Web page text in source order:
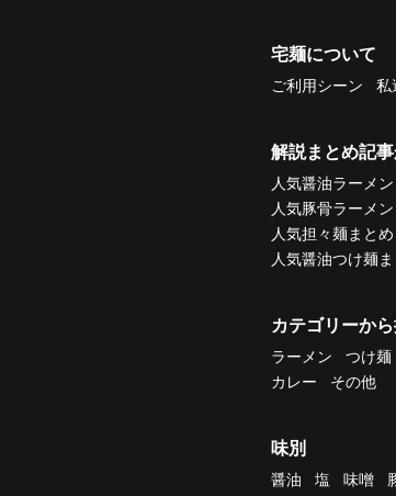
宅麺について
ご利用シーン 私
解説まとめ記
人気醤油ラーメ
人気豚骨ラーメ
人気担々麺まとめ
人気醤油つけ麺
カテゴリーか
ラーメン つけ麺
カレー
その他
味別
醤油 塩 味噌